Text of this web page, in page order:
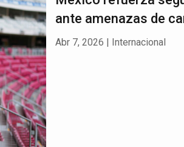
ante amenazas de
Abr 7, 2026 | Internacional